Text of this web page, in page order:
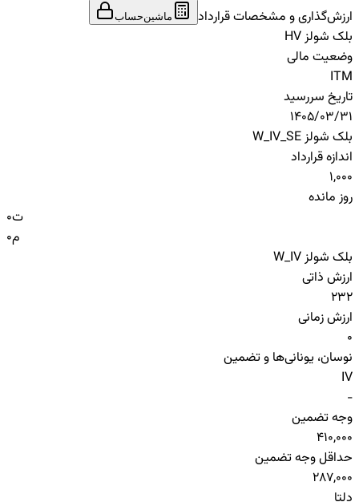
ارزش‌گذاری و مشخصات قرارداد
ماشین‌حساب
بلک شولز HV
وضعیت مالی
ITM
تاریخ سررسید
1405/03/31
بلک شولز W_IV_SE
اندازه قرارداد
1,000
روز مانده
0ت
0م
بلک شولز W_IV
ارزش ذاتی
232
ارزش زمانی
0
نوسان، یونانی‌ها و تضمین
IV
-
وجه تضمین
410,000
حداقل وجه تضمین
287,000